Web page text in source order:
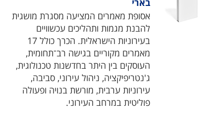
אסופת מאמרים המציעה מסגרת מושגית
להבנת מגמות ותהליכים עכשוויים
בעירוניות הישראלית. הכרך כולל 17
מאמרים מקוריים בגישה רב־תחומית,
העוסקים בין היתר בחדשנות טכנולוגית,
ג'נטריפיקציה, ניהול עירוני, סביבה,
עירוניות ערבית, מורשת בנויה ופעולה
פוליטית במרחב העירוני.